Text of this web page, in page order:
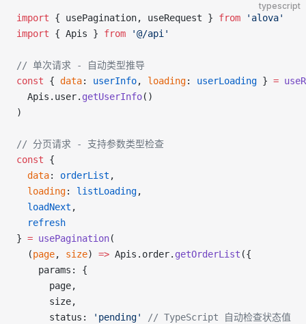
typescript
import { usePagination, useRequest } from 'alova'
import { Apis } from '@/api'
// 单次请求 - 自动类型推导
const { data: userInfo, loading: userLoading } =
  Apis.user.
getUserInfo()
)
// 分页请求 - 支持参数类型检查
const {
  data
: orderList ,
  loading
: listLoading,
  loadNext
,
  refresh
} = usePagination(
  (
page, size) => Apis.order. getOrderList ({
    params: {
      page,
      size,
      status:
'pending'
// TypeScript 自动检查状态值